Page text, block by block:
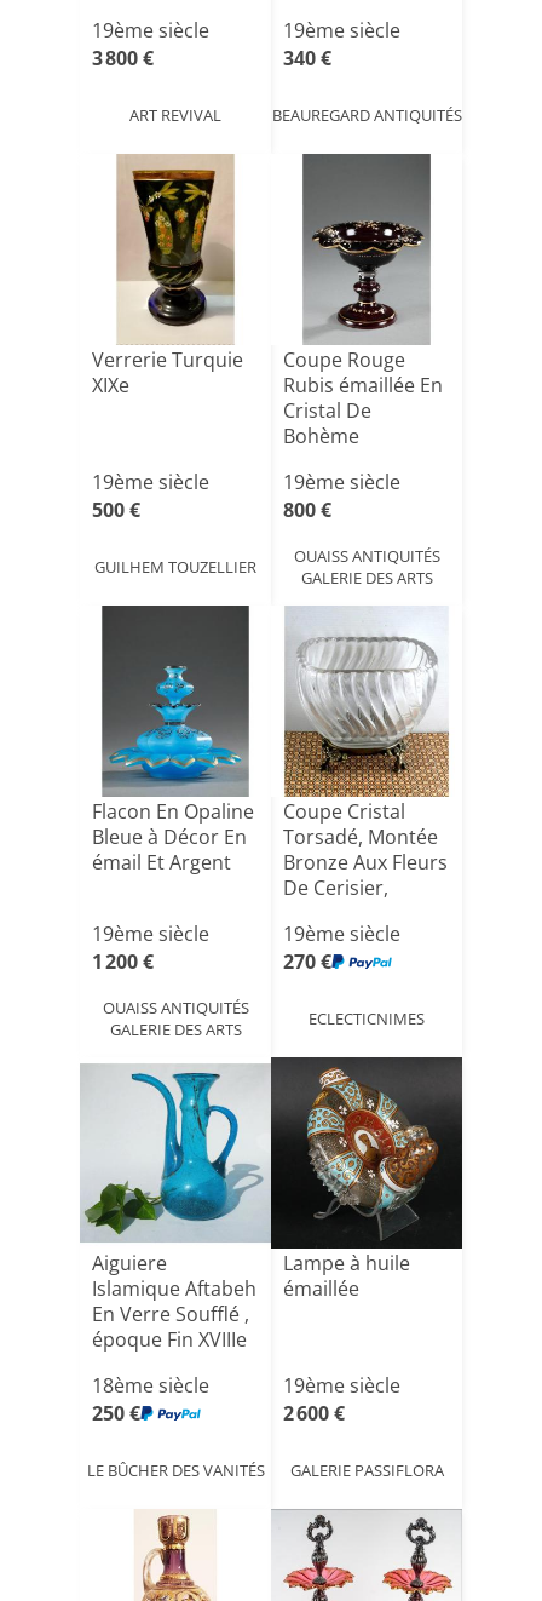
19ème siècle
3 800 €
ART REVIVAL
19ème siècle
340 €
BEAUREGARD ANTIQUITÉS
Verrerie Turquie
XIXe
19ème siècle
500 €
GUILHEM TOUZELLIER
Coupe Rouge
Rubis émaillée En
Cristal De
Bohème
19ème siècle
800 €
OUAISS ANTIQUITÉS
GALERIE DES ARTS
Flacon En Opaline
Bleue à Décor En
émail Et Argent
19ème siècle
1 200 €
OUAISS ANTIQUITÉS
GALERIE DES ARTS
Coupe Cristal
Torsadé, Montée
Bronze Aux Fleurs
De Cerisier,
19ème siècle
270 €
ECLECTICNIMES
Aiguiere
Islamique Aftabeh
En Verre Soufflé ,
époque Fin XVIIIe
18ème siècle
250 €
LE BÛCHER DES VANITÉS
Lampe à huile
émaillée
19ème siècle
2 600 €
GALERIE PASSIFLORA